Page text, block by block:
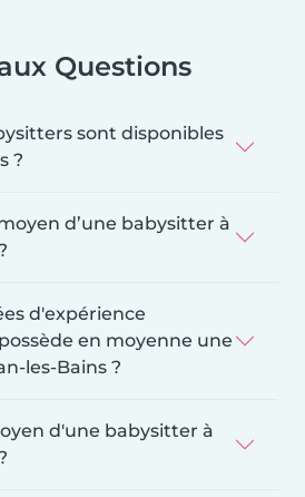
Questions
sont disponibles
?
d’une babysitter à
d'expérience
en moyenne une
les-Bains ?
d'une babysitter à